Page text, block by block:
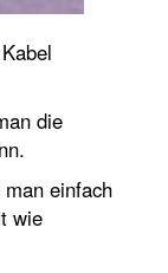
die
einfach
wie